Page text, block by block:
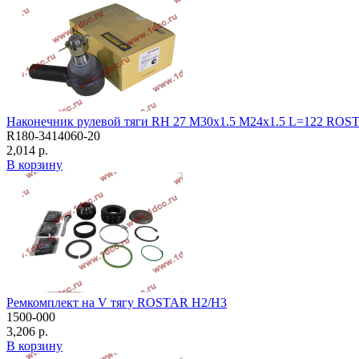
Наконечник рулевой тяги RH 27 M30x1.5 M24x1.5 L=122
R180-3414060-20
2,014 р.
В корзину
Ремкомплект на V тягу ROSTAR H2/H3
1500-000
3,206 р.
В корзину